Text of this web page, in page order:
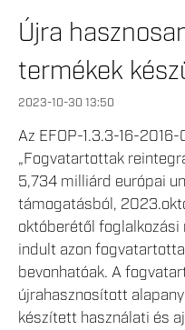
Újra
termékek
2023-10-30 13:50
Az EFOP-1.3.3-16-
„Fogvatartottak
5,734 milliárd európai
támogatásból,
októberétől
indult azon
bevonhatóak. A
újrahasznosított
készített használati és